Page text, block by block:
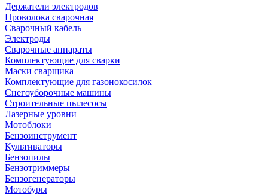
Держатели электродов
Проволока сварочная
Сварочный кабель
Электроды
Сварочные аппараты
Комплектующие для сварки
Маски сварщика
Комплектующие для газонокосилок
Снегоуборочные машины
Строительные пылесосы
Лазерные уровни
Мотоблоки
Бензоинструмент
Культиваторы
Бензопилы
Бензотриммеры
Бензогенераторы
Мотобуры